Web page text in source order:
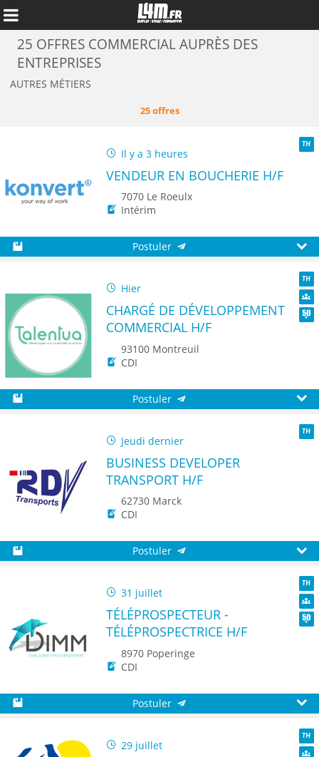
Annuler
25 OFFRES COMMERCIAL AUPRÈS DES
ENTREPRISES
AUTRES MÉTIERS
25 offres
Il y a 3 heures
VENDEUR EN BOUCHERIE H/F
7070 Le Roeulx
Intérim
Postuler
Hier
TH
CHARGÉ DE DÉVELOPPEMENT
COMMERCIAL H/F
93100 Montreuil
CDI
Postuler
Jeudi dernier
BUSINESS DEVELOPER
TRANSPORT H/F
62730 Marck
CDI
Postuler
31 juillet
TH
TÉLÉPROSPECTEUR -
TÉLÉPROSPECTRICE H/F
8970 Poperinge
CDI
Postuler
29 juillet
TH